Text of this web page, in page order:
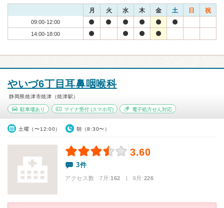
月 火 水 木 金 土 日 祝
09:00-12:00
14:00-18:00
やいづ6丁目耳鼻咽喉科
静岡県焼津市焼津（焼津駅）
駐車場あり マイナ受付(スマホ可) 電子処方せん対応
土曜（〜12:00） 朝（8:30〜）
3.60
3件
アクセス数 7月:162 | 6月:226